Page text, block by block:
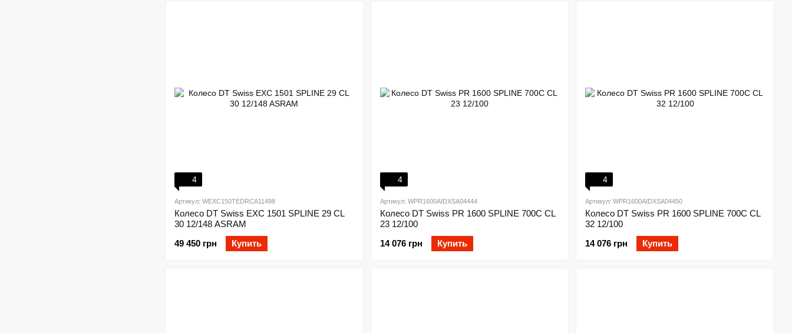
4
Артикул: WEXC150TEDRCA11498
Колесо DT Swiss EXC 1501 SPLINE 29 CL
30 12/148 ASRAM
49 450 грн
Купить
4
Артикул: WPR1600AIDXSA04444
Колесо DT Swiss PR 1600 SPLINE 700C CL
23 12/100
14 076 грн
Купить
4
Артикул: WPR1600AIDXSA04450
Колесо DT Swiss PR 1600 SPLINE 700C CL
32 12/100
14 076 грн
Купить